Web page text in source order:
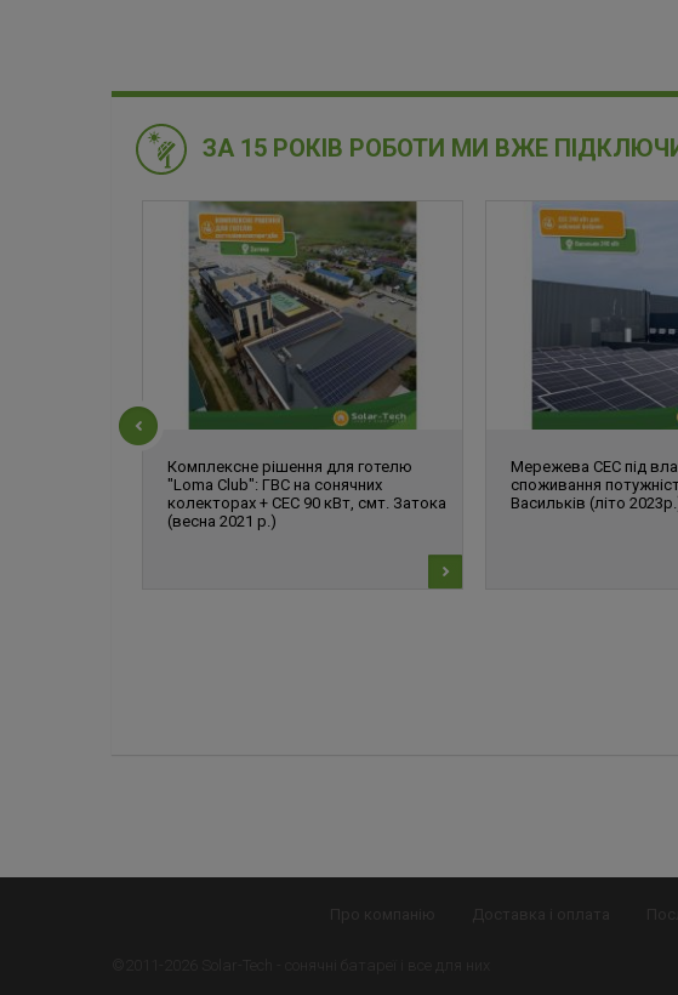
ЗА 15 РОКІВ РОБОТИ МИ ВЖЕ
Комплексне рішення для готелю
"Loma Club": ГВС на сонячних
колекторах + СЕС 90 кВт, смт. Затока
(весна 2021 р.)
Мережева СЕС під
споживання
Васильків (літо
Доставка і оплата